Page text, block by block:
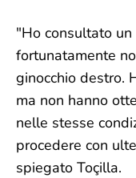
"Ho consultato
fortunatamente
ginocchio destro.
ma non hanno
nelle stesse
procedere con
spiegato Toçilla.